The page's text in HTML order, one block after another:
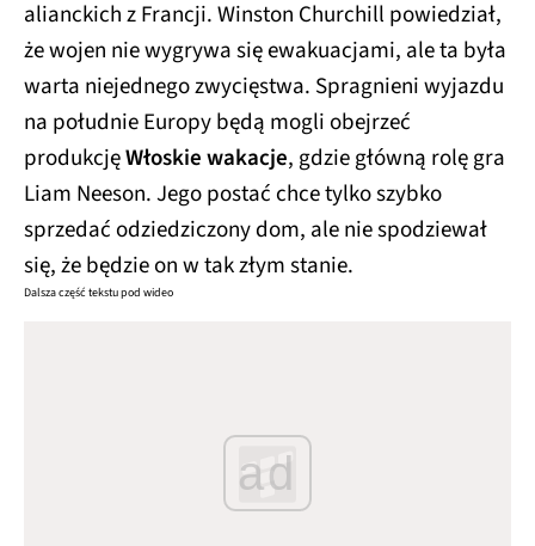
alianckich z Francji. Winston Churchill powiedział,
że wojen nie wygrywa się ewakuacjami, ale ta była
warta niejednego zwycięstwa. Spragnieni wyjazdu
na południe Europy będą mogli obejrzeć
produkcjęWłoskie wakacje, gdzie główną rolę gra
Liam Neeson. Jego postać chce tylko szybko
sprzedać odziedziczony dom, ale nie spodziewał
się, że będzie on w tak złym stanie.
Dalsza część tekstu pod wideo
ad